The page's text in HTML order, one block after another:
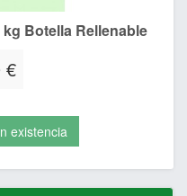
Botella Rellenable
€
existencia